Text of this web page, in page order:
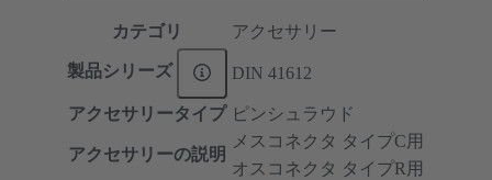
カテゴリ アクセサリー
製品シリーズ DIN 41612
アクセサリータイプ ピンシュラウド
アクセサリーの説明
メスコネクタ タイプC用
オスコネクタ タイプR用